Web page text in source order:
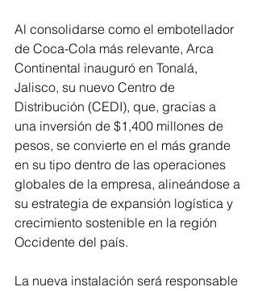
Al consolidarse como el embotellador
de Coca-Cola más relevante, Arca
Continental inauguró en Tonalá,
Jalisco, su nuevo Centro de
Distribución (CEDI), que, gracias a
una inversión de $1,400 millones de
pesos, se convierte en el más grande
en su tipo dentro de las operaciones
globales de la empresa, alineándose a
su estrategia de expansión logística y
crecimiento sostenible en la región
Occidente del país.
La nueva instalación será responsable